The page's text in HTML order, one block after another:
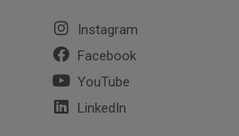
Instagram
Facebook
YouTube
LinkedIn